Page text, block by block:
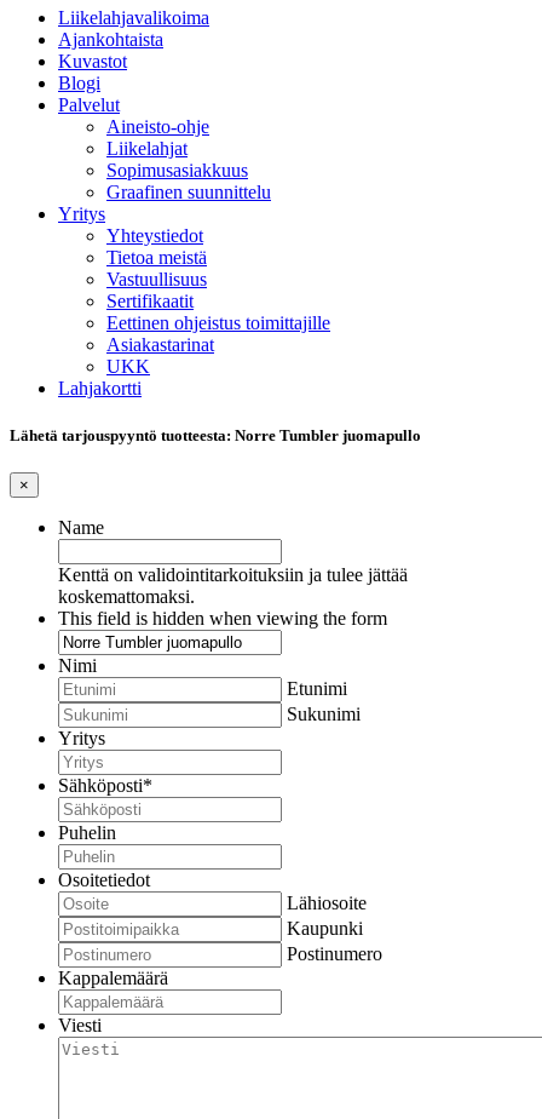
Liikelahjavalikoima
Ajankohtaista
Kuvastot
Blogi
Palvelut
Aineisto-ohje
Liikelahjat
Sopimusasiakkuus
Graafinen suunnittelu
Yritys
Yhteystiedot
Tietoa meistä
Vastuullisuus
Sertifikaatit
Eettinen ohjeistus toimittajille
Asiakastarinat
UKK
Lahjakortti
Lähetä tarjouspyyntö tuotteesta: Norre Tumbler juomapullo
×
Name
Kenttä on validointitarkoituksiin ja tulee jättää
koskemattomaksi.
This field is hidden when viewing the form
Nimi
Etunimi
Sukunimi
Yritys
Sähköposti*
Puhelin
Osoitetiedot
Lähiosoite
Kaupunki
Postinumero
Kappalemäärä
Viesti